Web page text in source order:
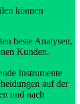
können
beste Analysen,
Kunden.
Instrumente
auf der
und nach